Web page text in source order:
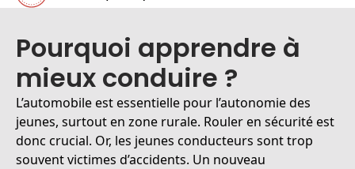
Pourquoi apprendre à
mieux conduire ?
L’automobile est essentielle pour l’autonomie des
jeunes, surtout en zone rurale. Rouler en sécurité est
donc crucial. Or, les jeunes conducteurs sont trop
souvent victimes d’accidents. Un nouveau